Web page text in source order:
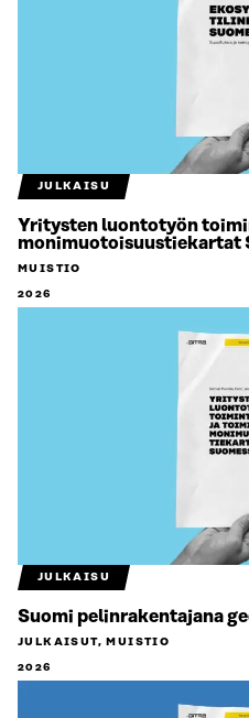
JULKAISU
Yritysten luontotyön
monimuotoisuustiekartat
MUISTIO
2026
JULKAISU
Suomi pelinrakentajana
JULKAISUT, MUISTIO
2026